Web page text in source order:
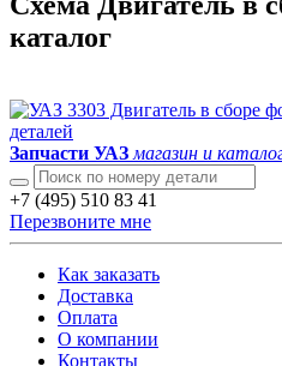
каталог
Запчасти УАЗ магазин и
+7 (495) 510 83 41
Перезвоните мне
Как заказать
Доставка
Оплата
О компании
Контакты